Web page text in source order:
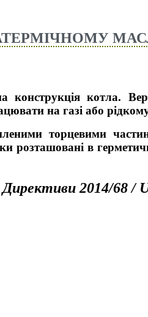
котла.
на газі або
торцевими
розташовані в
Директиви 2014/68